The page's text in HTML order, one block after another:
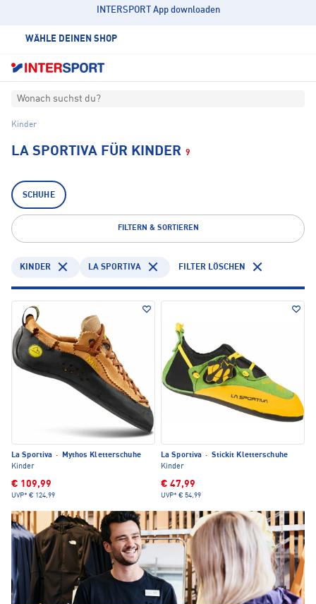
INTERSPORT App downloaden
WÄHLE DEINEN SHOP
Wonach suchst du?
Kinder
LA SPORTIVA FÜR KINDER 9
SCHUHE
FILTERN & SORTIEREN
KINDER LA SPORTIVA FILTER LÖSCHEN
La Sportiva ·
Mythos Kletterschuhe
Kinder
€ 109,99
UVP* € 124,99
La Sportiva · Stickit Kletterschuhe
Kinder
€ 47,99
UVP* € 54,99